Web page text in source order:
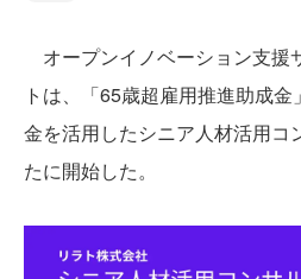
オープンイノベーション支援
トは、「65歳超雇用推進助成
金を活用したシニア人材活用コ
たに開始した。